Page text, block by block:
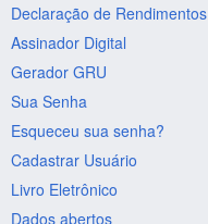
Declaração de Rendimentos
Assinador Digital
Gerador GRU
Sua Senha
Esqueceu sua senha?
Cadastrar Usuário
Livro Eletrônico
Dados abertos